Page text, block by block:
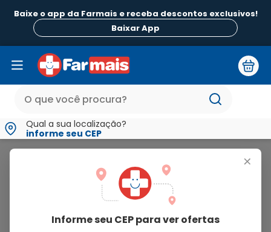
Baixe o app da Farmais e receba descontos exclusivos!
Baixar App
Qual a sua localização?
informe seu CEP
+
Informe seu CEP para ver ofertas
press